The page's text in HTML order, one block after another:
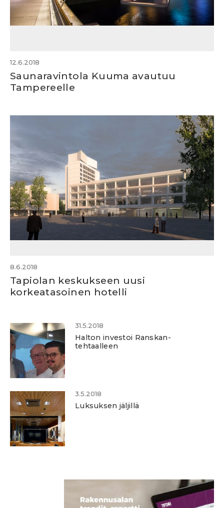
12.6.2018
Saunaravintola Kuuma avautuu
Tampereelle
8.6.2018
Tapiolan keskukseen uusi
korkeatasoinen hotelli
31.5.2018
Halton investoi Ranskan-
tehtaalleen
3.5.2018
Luksuksen jäljillä